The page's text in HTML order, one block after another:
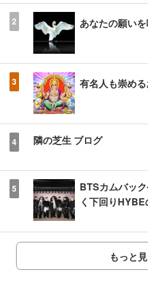
2 あなたの願い
3 有名人も崇め
4 隣の芝生 ブログ
5
BTSカムバッ
く下回り
もっと